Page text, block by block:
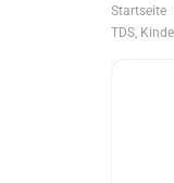
Startseite
TDS,